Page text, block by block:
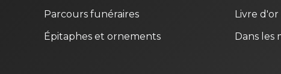
Parcours funéraires
Épitaphes et ornements
Livre d'or
Dans les